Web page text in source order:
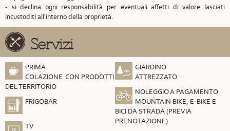
- si declina ogni responsabilità per eventuali affetti di valore lasciati
incustoditi all'interno della proprietà.
Servizi
PRIMA
COLAZIONE CON PRODOTTI
DEL TERRITORIO
FRIGOBAR
TV
GIARDINO
ATTREZZATO
NOLEGGIO A PAGAMENTO
MOUNTAIN BIKE, E-BIKE E
BICI DA STRADA (PREVIA
PRENOTAZIONE)